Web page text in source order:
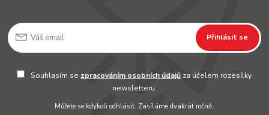
Přihlásit se
Souhlasím se zpracováním osobních údajů za účelem rozesílky
newsletteru.
Můžete se kdykoli odhlásit. Zasíláme dvakrát ročně.